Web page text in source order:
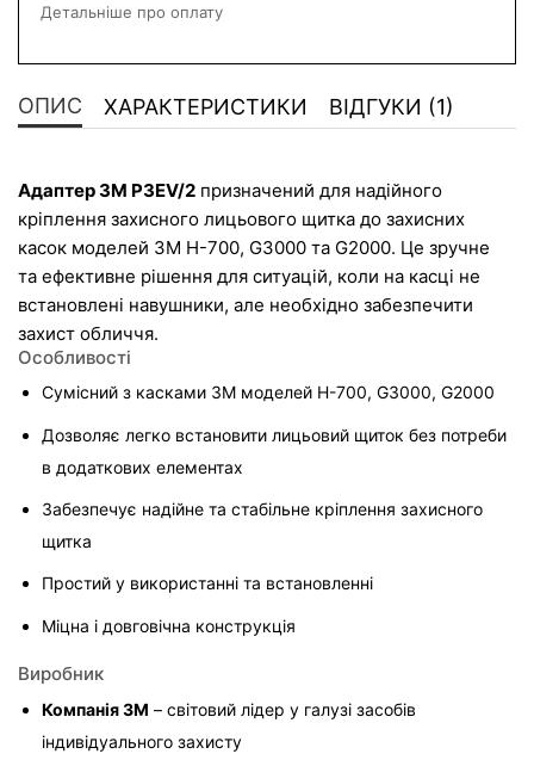
Детальніше про оплату
ОПИС ХАРАКТЕРИСТИКИ ВІДГУКИ (1)
Адаптер 3M P3EV/2 призначений для надійного
кріплення захисного лицьового щитка до захисних
касок моделей 3M H-700, G3000 та G2000. Це зручне
та ефективне рішення для ситуацій, коли на касці не
встановлені навушники, але необхідно забезпечити
захист обличчя.
Особливості
Сумісний з касками 3M моделей H-700, G3000, G2000
Дозволяє легко встановити лицьовий щиток без потреби
в додаткових елементах
Забезпечує надійне та стабільне кріплення захисного
щитка
Простий у використанні та встановленні
Міцна і довговічна конструкція
Виробник
Компанія 3M – світовий лідер у галузі засобів
індивідуального захисту